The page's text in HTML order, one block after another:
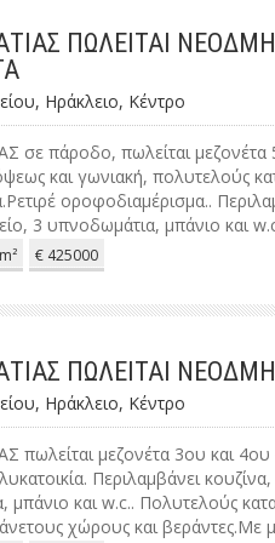
ΠΩΛΕΙΤΑΙ
Ηράκλειο, Κέντρο
σε πάροδο, πωλείται
και γωνιακή, πολυτελούς
οροφοδιαμέρισμα..
3 υπνοδωμάτια, μπάνιο και
μία θέση στάθμευσης
στο υπόγειο,συναγερμό ,
θέρμανση με ατομική αντλία
Υπόγειο με χρήση αποθήκες –
θέσεις στάθμευσης,
μεζονέτες. Μπορούν ακόμα να
ένα χρόνο. Τιμή πώλησης
€ 425000
ΠΩΛΕΙΤΑΙ
Ηράκλειο, Κέντρο
πωλείται μεζονέτα 3ου και
Περιλαμβάνει
μπάνιο και w.c.. Πολυτελούς
χώρους και βεράντες.Με